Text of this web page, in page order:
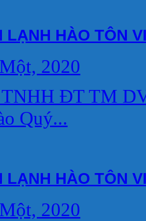
LẠNH HÀO TÔN
2020
TNHH ĐT TM
Quý...
LẠNH HÀO TÔN
2020